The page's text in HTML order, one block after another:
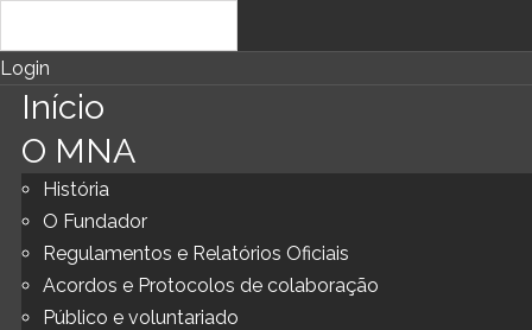
Login
Início
O MNA
História
O Fundador
Regulamentos e Relatórios Oficiais
Acordos e Protocolos de colaboração
Público e voluntariado